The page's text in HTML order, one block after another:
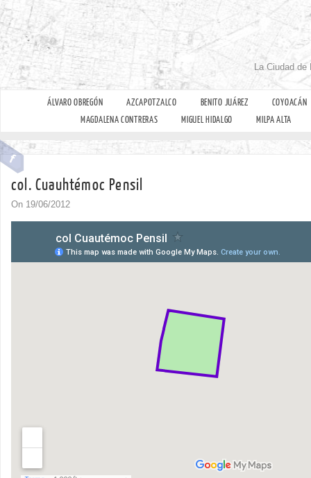
La Ciudad
ÁLVARO OBREGÓN AZCAPOTZALCO BENITO JUÁREZ
COYOACÁN
MAGDALENA CONTRERAS
MIGUEL HIDALGO MILPA ALTA
col. Cuauhtémoc Pensil
On 19/06/2012